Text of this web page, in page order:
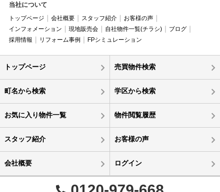
当社について
トップページ 会社概要 スタッフ紹介
お客様の声
インフォメーション
現地販売会 自社物件一覧(チラシ)
ブログ
採用情報
リフォーム事例 FPシミュレーション
トップページ 売買物件検索
町名から検索 学区から検索
お気に入り物件一覧 物件閲覧履歴
スタッフ紹介 お客様の声
会社概要 ログイン